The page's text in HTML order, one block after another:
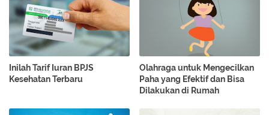
Inilah Tarif Iuran BPJS
Kesehatan Terbaru
Olahraga untuk Mengecilkan
Paha yang Efektif dan Bisa
Dilakukan di Rumah